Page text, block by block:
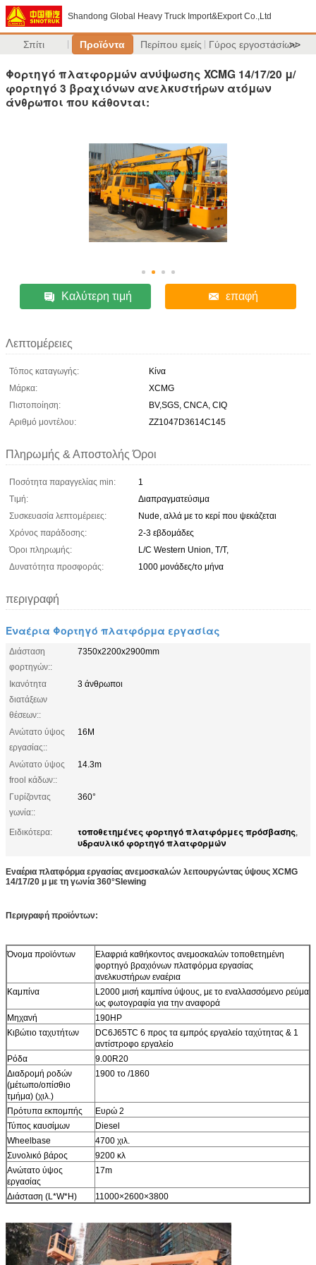
Shandong Global Heavy Truck Import&Export Co.,Ltd
Σπίτι Προϊόντα Περίπου εμείς Γύρος εργοστασίων
>>
Φορτηγό πλατφορμών ανύψωσης XCMG 14/17/20 μ/
φορτηγό 3 βραχιόνων ανελκυστήρων ατόμων
άνθρωποι που κάθονται:
Καλύτερη τιμή επαφή
Λεπτομέρειες
Τόπος καταγωγής:
Κίνα
Μάρκα:
XCMG
Πιστοποίηση:
BV,SGS, CNCA, CIQ
Αριθμό μοντέλου:
ZZ1047D3614C145
Πληρωμής & Αποστολής Όροι
Ποσότητα παραγγελίας min:
1
Τιμή:
Διαπραγματεύσιμα
Συσκευασία λεπτομέρειες:
Nude, αλλά με το κερί που ψεκάζεται
Χρόνος παράδοσης:
2-3 εβδομάδες
Όροι πληρωμής:
L/C Western Union, T/T,
Δυνατότητα προσφοράς:
1000 μονάδες/το μήνα
περιγραφή
Εναέρια Φορτηγό πλατφόρμα εργασίας
Διάσταση
φορτηγών::
7350x2200x2900mm
Ικανότητα
διατάξεων
θέσεων::
3 άνθρωποι
Ανώτατο ύψος
εργασίας::
16M
Ανώτατο ύψος
frool κάδων::
14.3m
Γυρίζοντας
γωνία::
360°
Ειδικότερα: τοποθετημένες φορτηγό πλατφόρμες πρόσβασης,
υδραυλικό φορτηγό πλατφορμών
Εναέρια πλατφόρμα εργασίας ανεμοσκαλών λειτουργώντας ύψους XCMG
14/17/20 μ με τη γωνία 360°Slewing
Περιγραφή προϊόντων:
Όνομα προϊόντων
Ελαφριά καθήκοντος ανεμοσκαλών τοποθετημένη
φορτηγό βραχιόνων πλατφόρμα εργασίας
ανελκυστήρων εναέρια
Καμπίνα
L2000 μισή καμπίνα ύψους, με το εναλλασσόμενο ρεύμα
ως φωτογραφία για την αναφορά
Μηχανή
190HP
Κιβώτιο ταχυτήτων
DC6J65TC 6 προς τα εμπρός εργαλείο ταχύτητας & 1
αντίστροφο εργαλείο
Ρόδα
9.00R20
Διαδρομή ροδών
(μέτωπο/οπίσθιο
τμήμα) (χιλ.)
1900 το /1860
Πρότυπα εκπομπής
Ευρώ 2
Τύπος καυσίμων
Diesel
Wheelbase
4700 χιλ.
Συνολικό βάρος
9200 κλ
Ανώτατο ύψος
εργασίας
17m
Διάσταση (L*W*H) 11000×2600×3800